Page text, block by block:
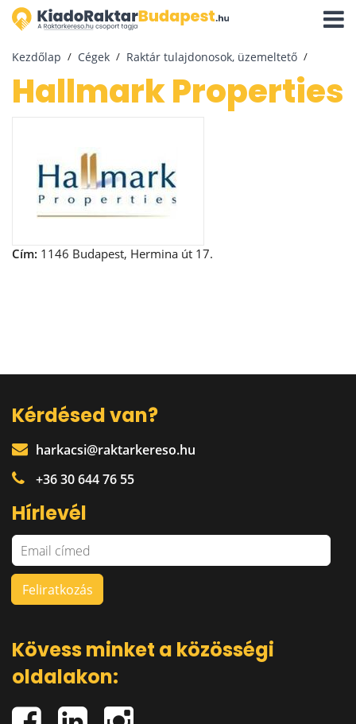
Kezdőlap Cégek Raktár tulajdonosok, üzemeltető
Hallmark Properties
Cím: 1146 Budapest, Hermina út 17.
Kérdésed van?
harkacsi@raktarkereso.hu
+36 30 644 76 55
Hírlevél
Kövess minket a közösségi
oldalakon: